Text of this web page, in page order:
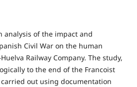
analysis of the impact and
Civil War on the human
Railway Company. The study,
to the end of the Francoist
out using documentation